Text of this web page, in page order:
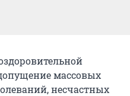
массовых
несчастных